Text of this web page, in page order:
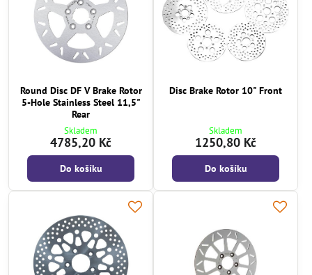
Round Disc DF V Brake Rotor
5-Hole Stainless Steel 11,5"
Rear
Skladem
4785,20 Kč
Do košíku
Disc Brake Rotor 10" Front
Skladem
1250,80 Kč
Do košíku